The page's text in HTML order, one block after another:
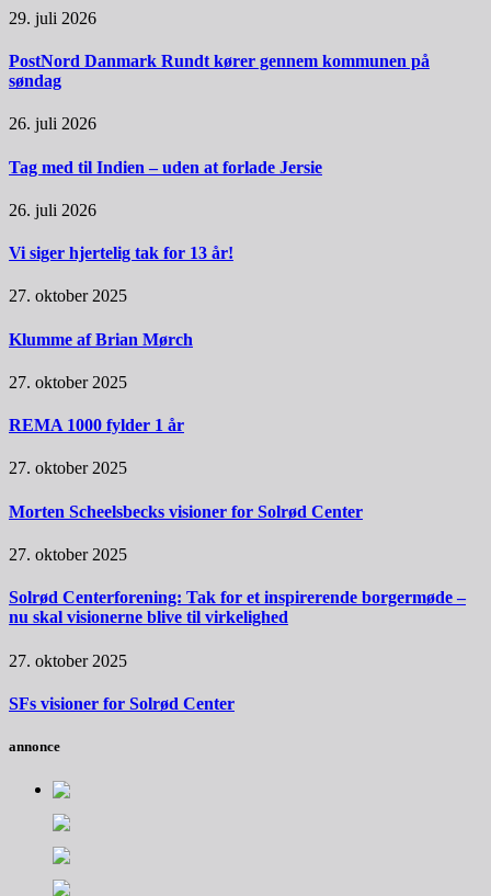
29. juli 2026
PostNord Danmark Rundt kører gennem kommunen på
søndag
26. juli 2026
Tag med til Indien – uden at forlade Jersie
26. juli 2026
Vi siger hjertelig tak for 13 år!
27. oktober 2025
Klumme af Brian Mørch
27. oktober 2025
REMA 1000 fylder 1 år
27. oktober 2025
Morten Scheelsbecks visioner for Solrød Center
27. oktober 2025
Solrød Centerforening: Tak for et inspirerende borgermøde –
nu skal visionerne blive til virkelighed
27. oktober 2025
SFs visioner for Solrød Center
annonce